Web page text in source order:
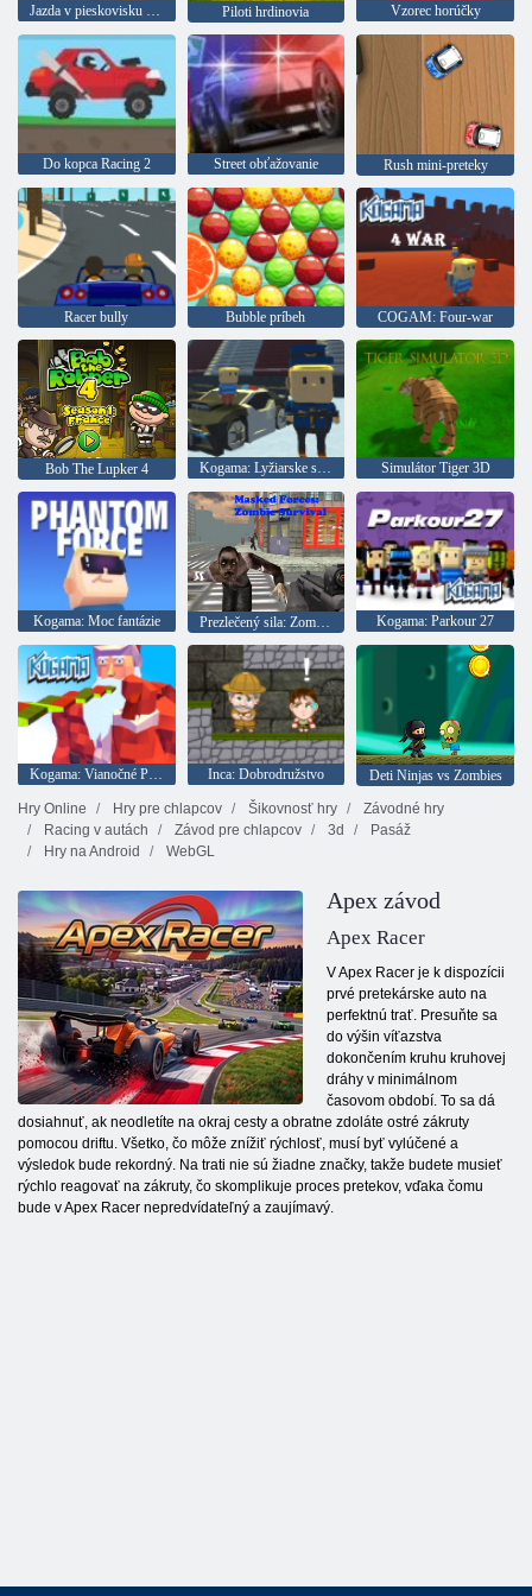
Jazda v pieskovisku a kolízie Piloti hrdinovia Vzorec horúčky
Do kopca Racing 2 Street obťažovanie Rush mini-preteky
Racer bully Bubble príbeh COGAM: Four-war
Bob The Lupker 4 Kogama: Lyžiarske skoky! Simulátor Tiger 3D
Kogama: Moc fantázie Prezlečený sila: Zombie Survival Kogama: Parkour 27
Inca: Dobrodružstvo
Deti Ninjas vs Zombies
Hry Online
Hry pre chlapcov Šikovnosť hry
Závodné hry
Racing v autách
Závod pre chlapcov 3d
Pasáž
Hry na Android
WebGL
Apex závod
Apex Racer
V Apex Racer je k dispozícii
prvé pretekárske auto na
perfektnú trať. Presuňte sa
do výšin víťazstva
dokončením kruhu kruhovej
dráhy v minimálnom
časovom období. To sa dá
dosiahnuť, ak neodletíte na okraj cesty a obratne zdoláte ostré zákruty
pomocou driftu. Všetko, čo môže znížiť rýchlosť, musí byť vylúčené a
výsledok bude rekordný. Na trati nie sú žiadne značky, takže budete musieť
rýchlo reagovať na zákruty, čo skomplikuje proces pretekov, vďaka čomu
bude v Apex Racer nepredvídateľný a zaujímavý.